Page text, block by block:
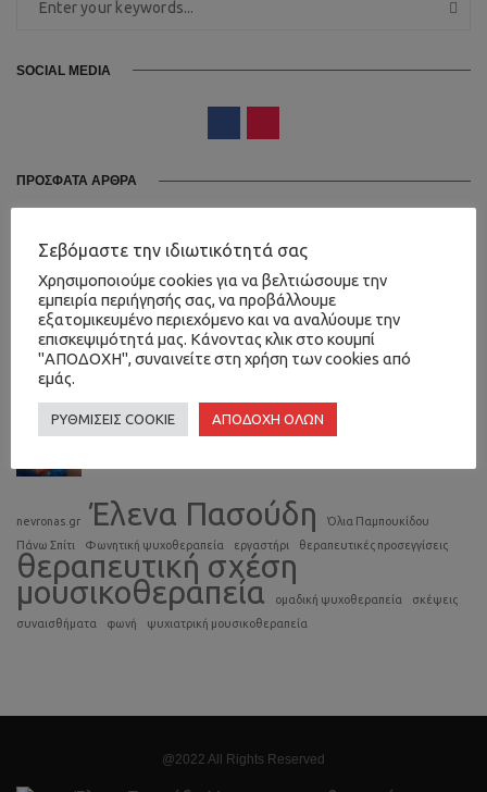
SOCIAL MEDIA
ΠΡΟΣΦΑΤΑ ΑΡΘΡΑ
April 12, 2022
Παρουσίαση ομάδας μουσικοθεραπείας του
Κέντρου…
May 13, 2022
Εργαστήρι Μουσικοθεραπείας στο “Πάνω Σπίτι”…
nevronas.gr Έλενα Πασούδη
Όλια Παμπουκίδου
Πάνω Σπίτι
Φωνητική ψυχοθεραπεία εργαστήρι θεραπευτικές προσεγγίσεις
θεραπευτική σχέση
μουσικοθεραπεία ομαδική ψυχοθεραπεία
σκέψεις
συναισθήματα
φωνή ψυχιατρική μουσικοθεραπεία
@2022 All Rights Reserved
Σεβόμαστε την ιδιωτικότητά σας
Χρησιμοποιούμε cookies για να βελτιώσουμε την
εμπειρία περιήγησής σας, να προβάλλουμε
εξατομικευμένο περιεχόμενο και να αναλύουμε την
επισκεψιμότητά μας. Κάνοντας κλικ στο κουμπί
"ΑΠΟΔΟΧΗ", συναινείτε στη χρήση των cookies από
εμάς.
ΡΥΘΜΙΣΕΙΣ COOKIE ΑΠΟΔΟΧΗ ΟΛΩΝ